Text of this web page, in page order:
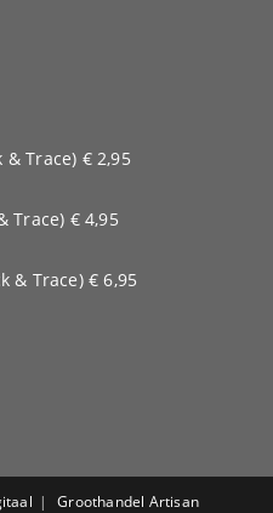
Trace) € 2,95
Trace) € 4,95
& Trace) € 6,95
Groothandel Artisan